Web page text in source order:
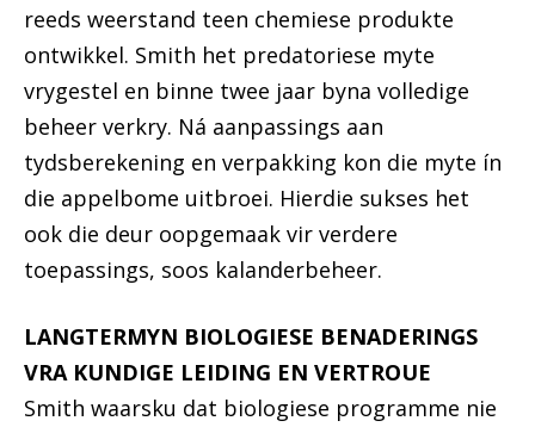
reeds weerstand teen chemiese produkte
ontwikkel. Smith het predatoriese myte
vrygestel en binne twee jaar byna volledige
beheer verkry. Ná aanpassings aan
tydsberekening en verpakking kon die myte ín
die appelbome uitbroei. Hierdie sukses het
ook die deur oopgemaak vir verdere
toepassings, soos kalanderbeheer.
LANGTERMYN BIOLOGIESE BENADERINGS
VRA KUNDIGE LEIDING EN VERTROUE
Smith waarsku dat biologiese programme nie